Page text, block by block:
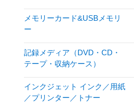
メモリーカード&USBメモリ
ー
記録メディア（DVD・CD・
テープ・収納ケース）
インクジェット インク／用紙
／プリンター／トナー